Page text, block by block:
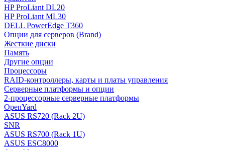
HP ProLiant DL20
HP ProLiant ML30
DELL PowerEdge T360
Опции для серверов (Brand)
Жесткие диски
Память
Другие опции
Процессоры
RAID-контроллеры, карты и платы управления
Серверные платформы и опции
2-процессорные серверные платформы
OpenYard
ASUS RS720 (Rack 2U)
SNR
ASUS RS700 (Rack 1U)
ASUS ESC8000